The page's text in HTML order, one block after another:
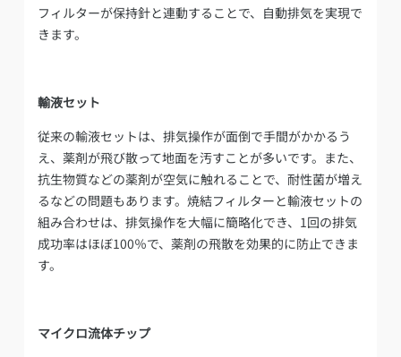
フィルターが保持針と連動することで、自動排気を実現で
きます。
輸液セット
従来の輸液セットは、排気操作が面倒で手間がかかるう
え、薬剤が飛び散って地面を汚すことが多いです。また、
抗生物質などの薬剤が空気に触れることで、耐性菌が増え
るなどの問題もあります。焼結フィルターと輸液セットの
組み合わせは、排気操作を大幅に簡略化でき、1回の排気
成功率はほぼ100％で、薬剤の飛散を効果的に防止できま
す。
マイクロ流体チップ